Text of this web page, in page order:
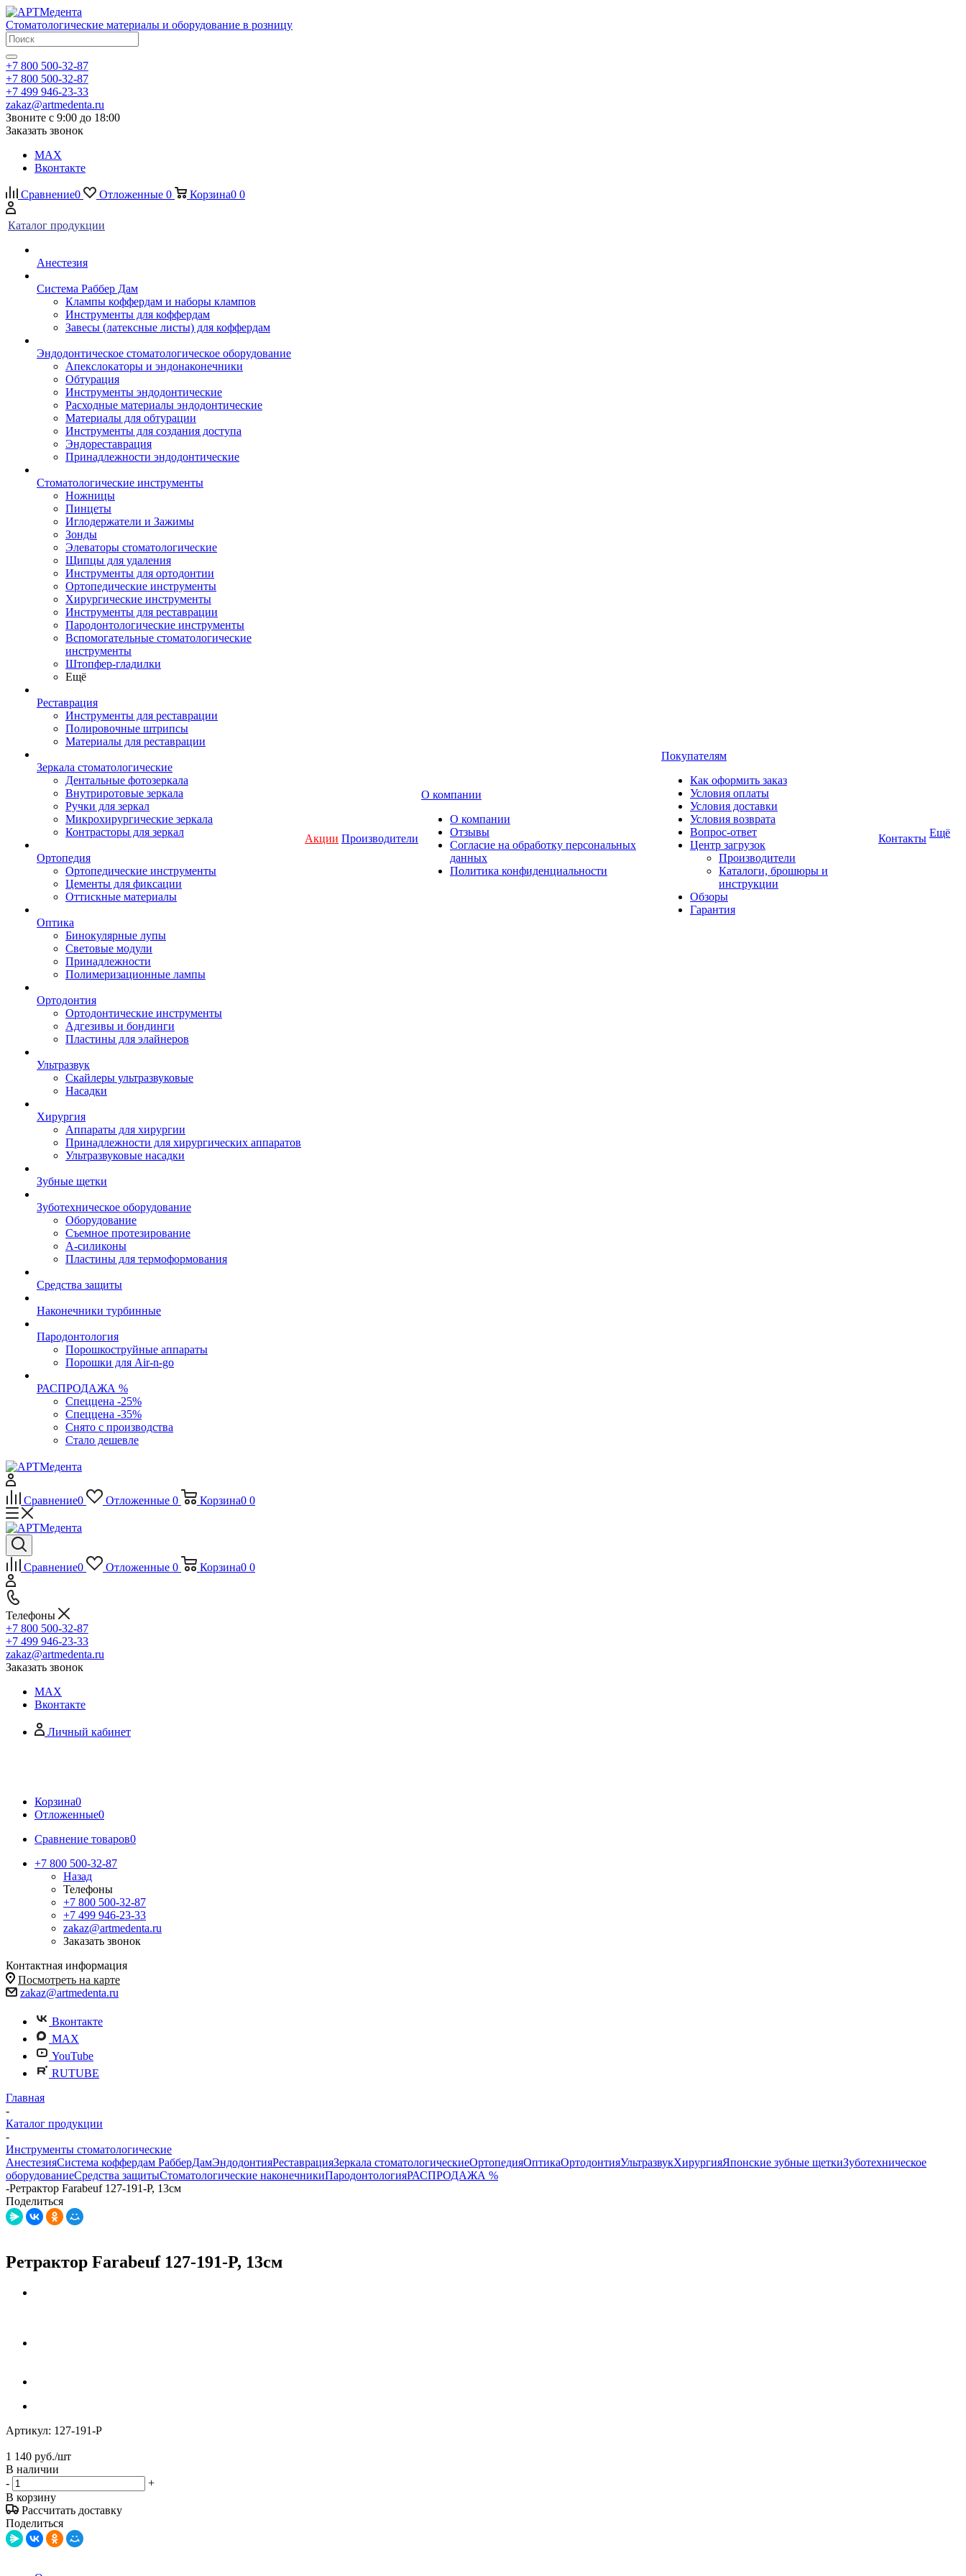
Стоматологические материалы и оборудование в розницу
+7 800 500-32-87
+7 800 500-32-87
+7 499 946-23-33
zakaz@artmedenta.ru
Звоните с 9:00 до 18:00
Заказать звонок
MAX
Вконтакте
Сравнение0 Отложенные 0 Корзина0 0
Каталог продукции
Анестезия
Система Раббер Дам
Клампы коффердам и наборы клампов
Инструменты для коффердам
Завесы (латексные листы) для коффердам
Эндодонтическое стоматологическое оборудование
Апекслокаторы и эндонаконечники
Обтурация
Инструменты эндодонтические
Расходные материалы эндодонтические
Материалы для обтурации
Инструменты для создания доступа
Эндореставрация
Принадлежности эндодонтические
Стоматологические инструменты
Ножницы
Пинцеты
Иглодержатели и Зажимы
Зонды
Элеваторы стоматологические
Щипцы для удаления
Инструменты для ортодонтии
Ортопедические инструменты
Хирургические инструменты
Инструменты для реставрации
Пародонтологические инструменты
Вспомогательные стоматологические
инструменты
Штопфер-гладилки
Ещё
Реставрация
Инструменты для реставрации
Полировочные штрипсы
Материалы для реставрации
Зеркала стоматологические
Дентальные фотозеркала
Внутриротовые зеркала
Ручки для зеркал
Микрохирургические зеркала
Контрасторы для зеркал
Ортопедия
Ортопедические инструменты
Цементы для фиксации
Оттискные материалы
Оптика
Бинокулярные лупы
Световые модули
Принадлежности
Полимеризационные лампы
Ортодонтия
Ортодонтические инструменты
Адгезивы и бондинги
Пластины для элайнеров
Ультразвук
Скайлеры ультразвуковые
Насадки
Хирургия
Аппараты для хирургии
Принадлежности для хирургических аппаратов
Ультразвуковые насадки
Зубные щетки
Зуботехническое оборудование
Оборудование
Съемное протезирование
А-силиконы
Пластины для термоформования
Средства защиты
Наконечники турбинные
Пародонтология
Порошкоструйные аппараты
Порошки для Air-n-go
РАСПРОДАЖА %
Спеццена -25%
Спеццена -35%
Снято с производства
Стало дешевле
Акции Производители
О компании
О компании
Отзывы
Согласие на обработку персональных
данных
Политика конфиденциальности
Покупателям
Как оформить заказ
Условия оплаты
Условия доставки
Условия возврата
Вопрос-ответ
Центр загрузок
Производители
Каталоги, брошюры и
инструкции
Обзоры
Гарантия
Контакты Ещё
Сравнение0 Отложенные 0 Корзина0 0
Сравнение0 Отложенные 0 Корзина0 0
Телефоны
+7 800 500-32-87
+7 499 946-23-33
zakaz@artmedenta.ru
Заказать звонок
MAX
Вконтакте
Личный кабинет
Корзина0
Отложенные0
Сравнение товаров0
+7 800 500-32-87
Назад
Телефоны
+7 800 500-32-87
+7 499 946-23-33
zakaz@artmedenta.ru
Заказать звонок
Контактная информация
Посмотреть на карте
zakaz@artmedenta.ru
Вконтакте
MAX
YouTube
RUTUBE
Главная
-
Каталог продукции
-
Инструменты стоматологические
АнестезияСистема коффердам РабберДамЭндодонтияРеставрацияЗеркала стоматологическиеОртопедияОптикаОртодонтияУльтразвукХирургияЯпонские зубные щеткиЗуботехническое
оборудованиеСредства защитыСтоматологические наконечникиПародонтологияРАСПРОДАЖА %
-Ретрактор Farabeuf 127-191-P, 13см
Поделиться
Ретрактор Farabeuf 127-191-P, 13см
Артикул: 127-191-P
1 140 руб./шт
В наличии
-
+
В корзину
Рассчитать доставку
Поделиться